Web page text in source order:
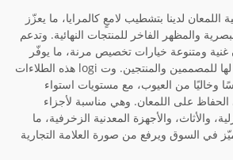
اللمعان لدينا بتشطيب لامعٍ كالمرايا، ما يعزّز
والمظهر الفاخر للمنتجات النهائية. وتدعم
غنية ومتنوعة خيارات تخصيص مرنة، ما يوفّر
إمكانيات إبداعية لا حدود لها للمصممين والمنتجين. وت logi هذه الطلاءات
وخاليًا من العيوب، مع مستويات استواء
على اللمعان. وهي مناسبة لأجزاء
والأثاث، والأجهزة المعدنية الزخرفية، ما
في السوق ويرفع من صورة العلامة التجارية